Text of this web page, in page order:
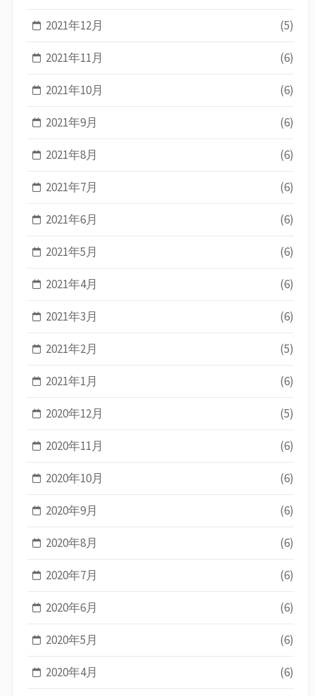
2021年12月 (5)
2021年11月 (6)
2021年10月 (6)
2021年9月 (6)
2021年8月 (6)
2021年7月 (6)
2021年6月 (6)
2021年5月 (6)
2021年4月 (6)
2021年3月 (6)
2021年2月 (5)
2021年1月 (6)
2020年12月 (5)
2020年11月 (6)
2020年10月 (6)
2020年9月 (6)
2020年8月 (6)
2020年7月 (6)
2020年6月 (6)
2020年5月 (6)
2020年4月 (6)